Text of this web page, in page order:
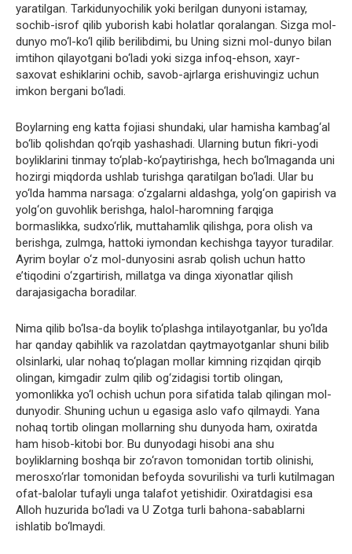
yaratilgan. Tarkidunyochilik yoki berilgan dunyoni istamay,
sochib-isrof qilib yuborish kabi holatlar qoralangan. Sizga mol-
dunyo mo‘l-ko‘l qilib berilibdimi, bu Uning sizni mol-dunyo bilan
imtihon qilayotgani bo‘ladi yoki sizga infoq-ehson, xayr-
saxovat eshiklarini ochib, savob-ajrlarga erishuvingiz uchun
imkon bergani bo‘ladi.
Boylarning eng katta fojiasi shundaki, ular hamisha kambag‘al
bo‘lib qolishdan qo‘rqib yashashadi. Ularning butun fikri-yodi
boyliklarini tinmay to‘plab-ko‘paytirishga, hech bo‘lmaganda uni
hozirgi miqdorda ushlab turishga qaratilgan bo‘ladi. Ular bu
yo‘lda hamma narsaga: o‘zgalarni aldashga, yolg‘on gapirish va
yolg‘on guvohlik berishga, halol-haromning farqiga
bormaslikka, sudxo‘rlik, muttahamlik qilishga, pora olish va
berishga, zulmga, hattoki iymondan kechishga tayyor turadilar.
Ayrim boylar o‘z mol-dunyosini asrab qolish uchun hatto
e’tiqodini o‘zgartirish, millatga va dinga xiyonatlar qilish
darajasigacha boradilar.
Nima qilib bo‘lsa-da boylik to‘plashga intilayotganlar, bu yo‘lda
har qanday qabihlik va razolatdan qaytmayotganlar shuni bilib
olsinlarki, ular nohaq to‘plagan mollar kimning rizqidan qirqib
olingan, kimgadir zulm qilib og‘zidagisi tortib olingan,
yomonlikka yo‘l ochish uchun pora sifatida talab qilingan mol-
dunyodir. Shuning uchun u egasiga aslo vafo qilmaydi. Yana
nohaq tortib olingan mollarning shu dunyoda ham, oxiratda
ham hisob-kitobi bor. Bu dunyodagi hisobi ana shu
boyliklarning boshqa bir zo‘ravon tomonidan tortib olinishi,
merosxo‘rlar tomonidan befoyda sovurilishi va turli kutilmagan
ofat-balolar tufayli unga talafot yetishidir. Oxiratdagisi esa
Alloh huzurida bo‘ladi va U Zotga turli bahona-sabablarni
ishlatib bo‘lmaydi.